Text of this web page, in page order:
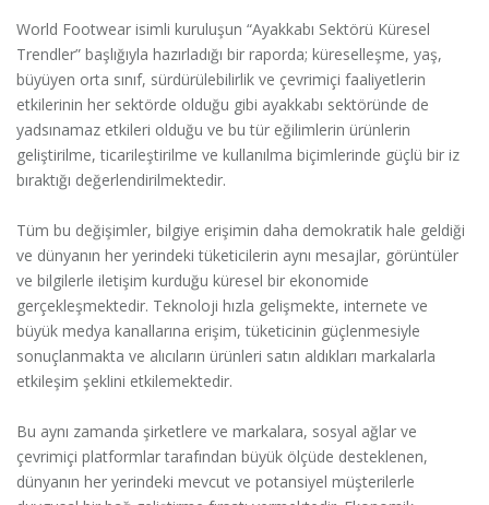
World Footwear isimli kuruluşun “Ayakkabı Sektörü Küresel
Trendler” başlığıyla hazırladığı bir raporda; küreselleşme, yaş,
büyüyen orta sınıf, sürdürülebilirlik ve çevrimiçi faaliyetlerin
etkilerinin her sektörde olduğu gibi ayakkabı sektöründe de
yadsınamaz etkileri olduğu ve bu tür eğilimlerin ürünlerin
geliştirilme, ticarileştirilme ve kullanılma biçimlerinde güçlü bir iz
bıraktığı değerlendirilmektedir.
Tüm bu değişimler, bilgiye erişimin daha demokratik hale geldiği
ve dünyanın her yerindeki tüketicilerin aynı mesajlar, görüntüler
ve bilgilerle iletişim kurduğu küresel bir ekonomide
gerçekleşmektedir. Teknoloji hızla gelişmekte, internete ve
büyük medya kanallarına erişim, tüketicinin güçlenmesiyle
sonuçlanmakta ve alıcıların ürünleri satın aldıkları markalarla
etkileşim şeklini etkilemektedir.
Bu aynı zamanda şirketlere ve markalara, sosyal ağlar ve
çevrimiçi platformlar tarafından büyük ölçüde desteklenen,
dünyanın her yerindeki mevcut ve potansiyel müşterilerle